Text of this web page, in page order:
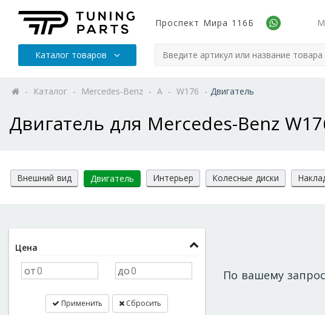
Проспект Мира 116Б
Каталог товаров
- Каталог - Mercedes-Benz - A - W176 - Двигатель
Двигатель для Mercedes-Benz
Внешний вид Двигатель Интерьер Колесные диски
Цена
Применить Сбросить
По вашему